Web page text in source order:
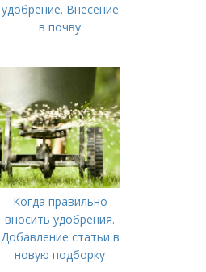
удобрение. Внесение
в почву
Когда правильно
вносить удобрения.
Добавление статьи в
новую подборку